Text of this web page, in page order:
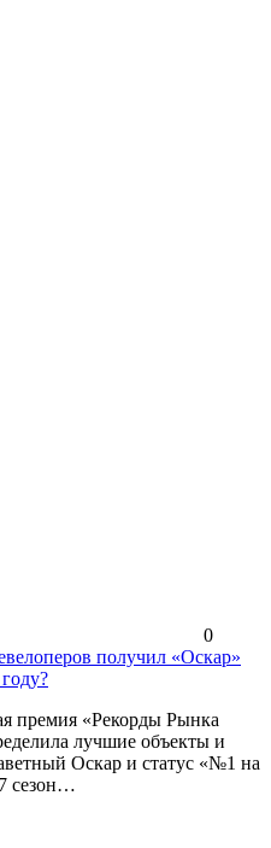
0
получил «Оскар»
премия «Рекорды Рынка
лучшие объекты и
Оскар и статус «№1 на
сезон…